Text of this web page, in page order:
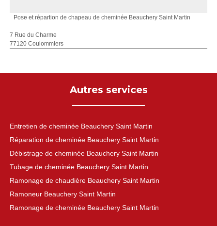
Pose et répartion de chapeau de cheminée Beauchery Saint Martin
7 Rue du Charme
77120 Coulommiers
Autres services
Entretien de cheminée Beauchery Saint Martin
Réparation de cheminée Beauchery Saint Martin
Débistrage de cheminée Beauchery Saint Martin
Tubage de cheminée Beauchery Saint Martin
Ramonage de chaudière Beauchery Saint Martin
Ramoneur Beauchery Saint Martin
Ramonage de cheminée Beauchery Saint Martin